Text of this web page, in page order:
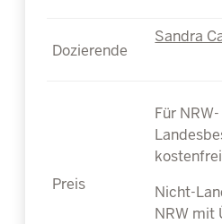
Sandra
Für NRW-
kostenfrei
Nicht-
NRW mit